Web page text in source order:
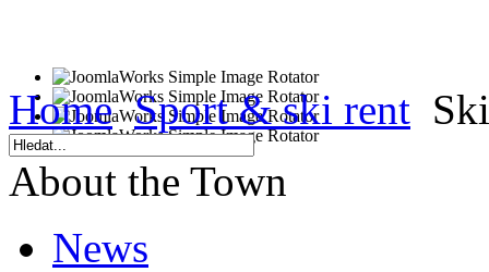
Home Sport & ski rent
About the Town
News